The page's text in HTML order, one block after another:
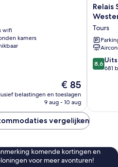
wifi
kamers
De
prijs
is
€ 85
belastingen en toeslagen
9 aug - 10 aug
Relais
St
Sure
Hotel
by
Best
Relais
Tours
8.6
van
8,6
681
vergelijken
komende kortingen en
voor meer avonturen!